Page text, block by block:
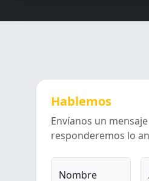
Hablemos
Envíanos un
responderemos lo
Nombre